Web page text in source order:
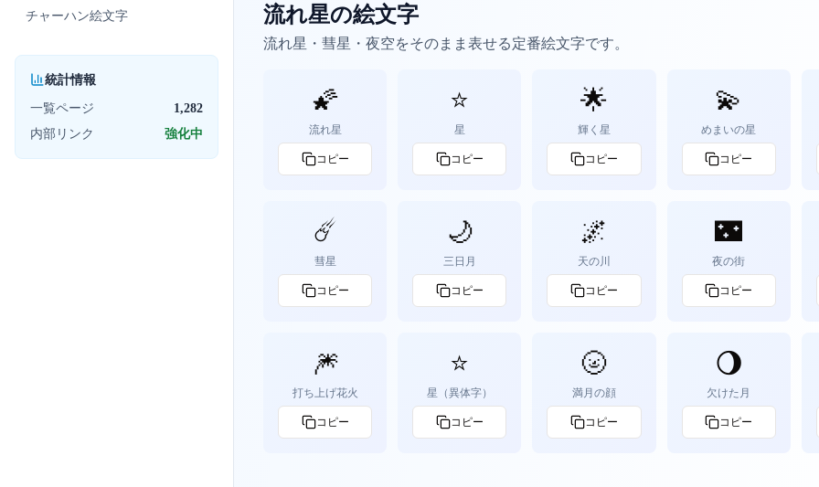
チャーハン絵文字
統計情報
一覧ページ
1,282
内部リンク
強化中
流れ星の絵文字
流れ星・彗星・夜空をそのまま表せる定番絵文字です。
🌠
流れ星
コピー
⭐
星
コピー
🌟
輝く星
コピー
💫
めまいの星
コピー
☄️
彗星
コピー
🌙
三日月
コピー
🌌
天の川
コピー
🌃
夜の街
コピー
🎆
打ち上げ花火
コピー
⭐️
星（異体字）
コピー
🌝
満月の顔
コピー
🌖
欠けた月
コピー